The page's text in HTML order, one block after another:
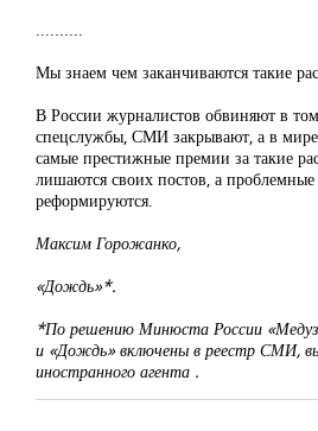
..........
Мы знаем чем заканчиваются такие
В России журналистов обвиняют в
спецслужбы, СМИ закрывают, а в
самые престижные премии за такие
лишаются своих постов, а проблемные
реформируются.
Максим Горожанко,
«Дождь»*.
*По решению Минюста России
и «Дождь» включены в реестр СМИ,
иностранного агента .